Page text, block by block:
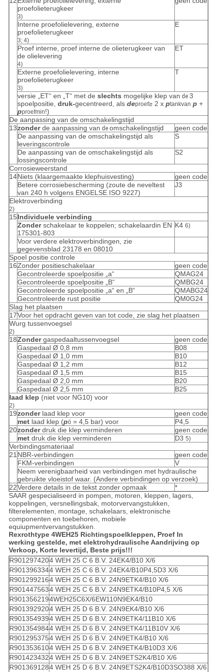
proefolieterugkeer
3)
Interne proefolielevering, externe
proefolieterugkeer
3; 4)
E
Proef interne, proef interne de olieterugkeer van
de olielevering
4)
ET
Externe proefolielevering, interne
proefolieterugkeer
3)
T
versie „ET“ en „T“ met de slechts mogelijke klep van de 3
spoelpositie, druk-gecentreerd, als deproef≥ 2 x ptankvan p +
pproefmin!)
De aanpassing van de omschakelingstijd
13zonderde aanpassing van de omschakelingstijd
geen code
De aanpassing van de omschakelingstijd als
leveringscontrole
S
De aanpassing van de omschakelingstijd als
lossingscontrole
S2
Corrosieweerstand
14Niets (klaargemaakte klephuisvesting)
geen code
Betere corrosiebescherming (zoute de neveltest
van 240 h volgens ENGELSE ISO 9227)
J3
Elektroverbinding
2)
15Individuele verbinding
Zonderschakelaar te koppelen; schakelaardin EN
175301-803
K4 6)
Voor verdere elektroverbindingen, zie
gegevensblad 23178 en 08010
Spoel positie controle
16Zonder positieschakelaar
geen code
Gecontroleerde spoelpositie „a“
QMAG24
Gecontroleerde spoelpositie „B“
QMBG24
Gecontroleerde spoelpositie „a“ en „B“
QMABG24
Gecontroleerde rust positie
QM0G24
Slag het plaatsen
17Voor het opdracht geven van tot code, zie slag het plaatsen
Wurg tussenvoegsel
2)
18Zondergaspedaaltussenvoegsel
geen code
Gaspedaal Ø 0,8 mm
B08
Gaspedaal Ø 1,0 mm
B10
Gaspedaal Ø 1,2 mm
B12
Gaspedaal Ø 1,5 mm
B15
Gaspedaal Ø 2,0 mm
B20
Gaspedaal Ø 2,5 mm
B25
laad klep (niet voor NG10) voor
2)
19zonderlaad klep voor
geen code
metlaad klep (pö= 4,5 bar) voor
P4,5
20zonderdruk die klep verminderen
geen code
metdruk die klep verminderen D3 5)
Verbindingsmateriaal
21NBR-verbindingen
geen code
FKM-verbindingen
V
Neem verenigbaarheid van verbindingen met hydraulische
gebruikte vloeistof waar. (Andere verbindingen op verzoek)
22Verdere details in de tekst zonder opmaak
*
SAAR gespecialiseerd in pompen, motoren, kleppen, lagers,
koppelingen, versnellingsbak, motorvervangstukken,
filterelementen, montage, schakelaars, elektronische
componenten en toebehoren, mobiele
equiupmentvervangstukken.
Rexrothtype 4WEH25 Richtingspoelkleppen, Proef In
werking gestelde, met elektrohydraulische Aandrijving op
Verkoop, Korte levertijd, Beste prijs!!!
R9012974204 WEH 25 C 6 B.V. 24EK4/B10 X/6
R9013963344 WEH 25 C 6 B.V. 24EK4/B10P4,5D3 X/6
R9012992164 WEH 25 C 6 B.V. 24N9ETK4/B10 X/6
R9014475634 WEH 25 C 6 B.V. 24N9ETK4/B10P4,5 X/6
R9013562194WEH25C6X/6EW110N9EK4/B10
R9013929204 WEH 25 D 6 B.V. 24N9EK4/B10 X/6
R9013549394 WEH 25 D 6 B.V. 24N9ETK4/11B10 X/6
R9013549844 WEH 25 D 6 B.V. 24N9ETK4/11B10V X/6
R9012953754 WEH 25 D 6 B.V. 24N9ETK4/B10 X/6
R9013536104 WEH 25 D 6 B.V. 24N9ETK4/B10D3 X/6
R9014234324 WEH 25 D 6 B.V. 24N9ETS2K4/B10 X/6
R9013691284 WEH 25 D 6 B.V. 24N9ETS2K4/B10D3SO388 X/6